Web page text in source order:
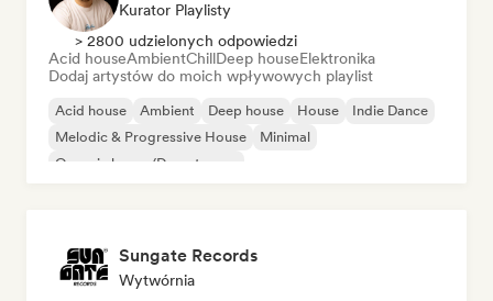
Kurator Playlisty
> 2800 udzielonych odpowiedzi
Acid houseAmbientChillDeep houseElektronika
Dodaj artystów do moich wpływowych playlist
Acid house Ambient Deep house House
Indie Dance
Melodic & Progressive House
Minimal
Organic house/Downtempo
Sungate Records
Wytwórnia